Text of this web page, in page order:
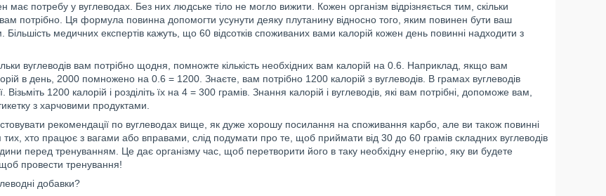
має потребу у вуглеводах. Без них людське тіло не могло вижити. Кожен організм відрізняється тим, скільки
вам потрібно. Ця формула повинна допомогти усунути деяку плутанину відносно того, яким повинен бути ваш
медичних експертів кажуть, що 60 відсотків споживаних вами калорій кожен день повинні надходити з
вуглеводів вам потрібно щодня, помножте кількість необхідних вам калорій на 0.6. Наприклад, якщо вам
в день, 2000 помножено на 0.6 = 1200. Знаєте, вам потрібно 1200 калорій з вуглеводів. В грамах вуглеводів
Візьміть 1200 калорій і розділіть їх на 4 = 300 грамів. Знання калорій і вуглеводів, які вам потрібні, допоможе вам,
з харчовими продуктами.
рекомендації по вуглеводах вище, як дуже хорошу посилання на споживання карбо, але ви також повинні
хто працює з вагами або вправами, слід подумати про те, щоб приймати від 30 до 60 грамів складних вуглеводів
перед тренуванням. Це дає організму час, щоб перетворити його в таку необхідну енергію, яку ви будете
провести тренування!
добавки?